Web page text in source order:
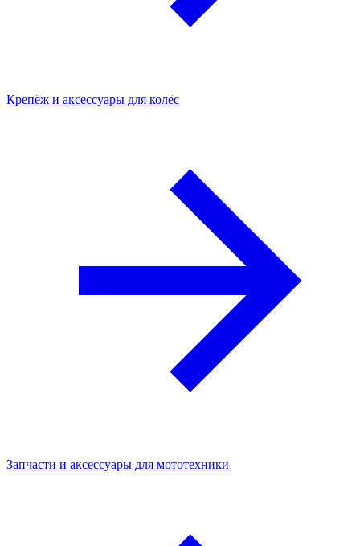
Крепёж и аксессуары для колёс
Запчасти и аксессуары для мототехники